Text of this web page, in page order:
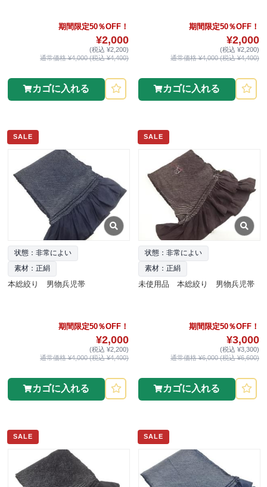
期間限定50％OFF！
¥2,000
(税込 ¥2,200)
通常価格 ¥4,000 (税込 ¥4,400)
カゴに入れる
期間限定50％OFF！
¥2,000
(税込 ¥2,200)
通常価格 ¥4,000 (税込 ¥4,400)
カゴに入れる
SALE
状態：非常によい
素材：正絹
本総絞り 男物兵児帯
期間限定50％OFF！
¥2,000
(税込 ¥2,200)
通常価格 ¥4,000 (税込 ¥4,400)
カゴに入れる
SALE
状態：非常によい
素材：正絹
未使用品 本総絞り 男物兵児帯
期間限定50％OFF！
¥3,000
(税込 ¥3,300)
通常価格 ¥6,000 (税込 ¥6,600)
カゴに入れる
SALE SALE